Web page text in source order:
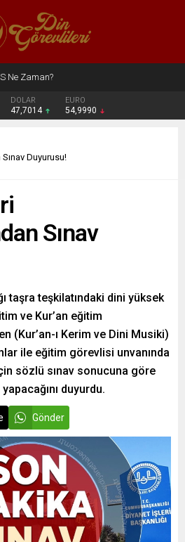
Ne Zaman?
DOLAR
47,7014
EURO
54,9990
Duyurusu!
Sınav
taşra teşkilatındaki dini yüksek
ve Kur’an eğitim
(Kur’an-ı Kerim ve Dini Musiki)
ile eğitim görevlisi unvanında
sözlü sınav sonucuna göre
duyurdu.
Gönder